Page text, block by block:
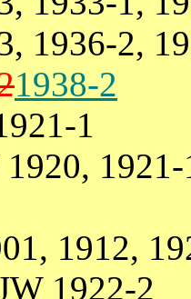
1936-2,
1938-2
1
1920,
1912,
1922-2